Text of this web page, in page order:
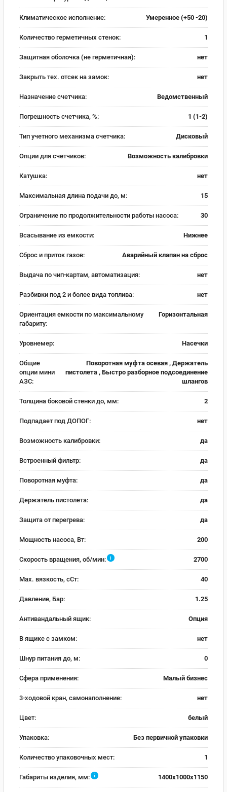
Климатическое исполнение: Умеренное (+50 -20)
Количество герметичных стенок: 1
Защитная оболочка (не герметичная): нет
Закрыть тех. отсек на замок: нет
Назначение счетчика: Ведомственный
Погрешность счетчика, %: 1 (1-2)
Тип учетного механизма счетчика: Дисковый
Опции для счетчиков: Возможность калибровки
Катушка: нет
Максимальная длина подачи до, м: 15
Ограничение по продолжительности работы насоса: 30
Всасывание из емкости: Нижнее
Сброс и приток газов: Аварийный клапан на сброс
Выдача по чип-картам, автоматизация: нет
Разбивки под 2 и более вида топлива: нет
Ориентация емкости по максимальному
габариту:
Горизонтальная
Уровнемер: Насечки
Общие
опции мини
АЗС:
Поворотная муфта осевая , Держатель
пистолета , Быстро разборное подсоединение
шлангов
Толщина боковой стенки до, мм: 2
Подпадает под ДОПОГ: нет
Возможность калибровки: да
Встроенный фильтр: да
Поворотная муфта: да
Держатель пистолета: да
Защита от перегрева: да
Мощность насоса, Вт: 200
Скорость вращения, об/мин: i 2700
Max. вязкость, сСт: 40
Давление, Бар: 1.25
Антивандальный ящик: Опция
В ящике с замком: нет
Шнур питания до, м: 0
Сфера применения: Малый бизнес
3-ходовой кран, самонаполнение: нет
Цвет: белый
Упаковка: Без первичной упаковки
Количество упаковочных мест: 1
Габариты изделия, мм: i 1400x1000x1150